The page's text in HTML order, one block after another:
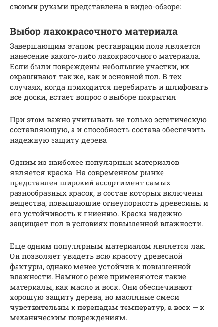
своими руками представлена в видео-обзоре:
Выбор лакокрасочного материала
Завершающим этапом реставрации пола является
нанесение какого-либо лакокрасочного материала.
Если были повреждены небольшие участки, их
окрашивают так же, как и основной пол. В тех
случаях, когда приходится перебирать и шлифовать
все доски, встает вопрос о выборе покрытия
При этом важно учитывать не только эстетическую
составляющую, а и способность состава обеспечить
надежную защиту дерева
Одним из наиболее популярных материалов
является краска. На современном рынке
представлен широкий ассортимент самых
разнообразных красок, в состав которых включены
вещества, повышающие огнеупорность древесины и
его устойчивость к гниению. Краска надежно
защищает пол в условиях повышенной влажности.
Еще одним популярным материалом является лак.
Он позволяет увидеть всю красоту древесной
фактуры, однако менее устойчив к повышенной
влажности. Намного реже применяются такие
материалы, как масло и воск. Они обеспечивают
хорошую защиту дерева, но масляные смеси
чувствительны к перепадам температур, а воск — к
механическим повреждениям.